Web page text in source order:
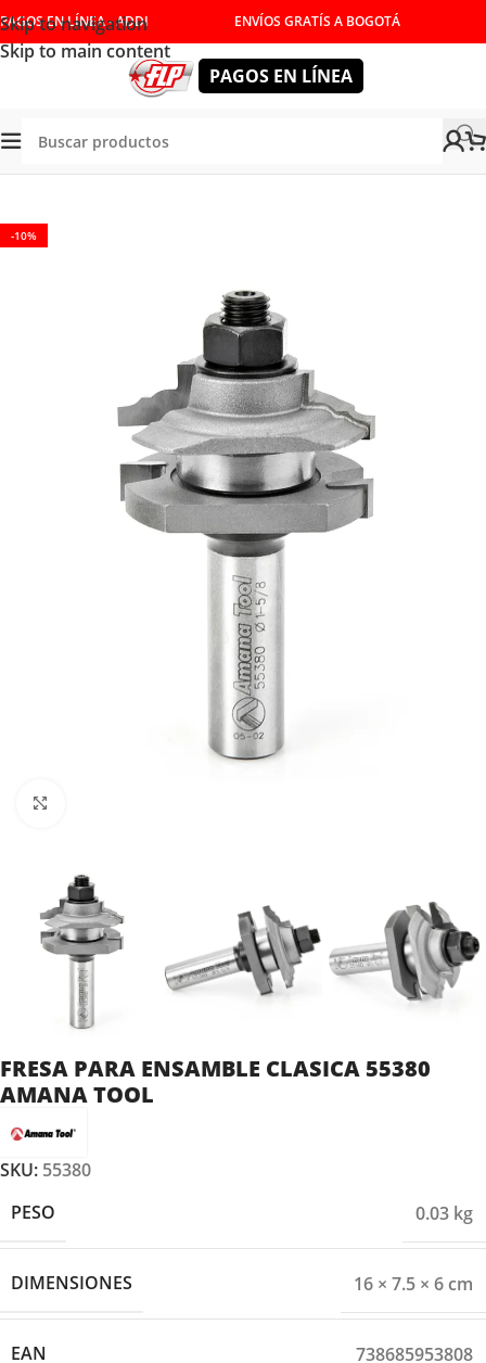
Skip to navigation
Skip to main content
PAGOS EN LÍNEA - ADDI ENVÍOS GRATÍS A BOGOTÁ
PAGOS EN LÍNEA
Tienda/HERRAMIENTAS DE CORTE MOLDURA
-10%
FRESA PARA ENSAMBLE CLASICA 55380
AMANA TOOL
SKU: 55380
PESO
0.03 kg
DIMENSIONES 16 × 7.5 × 6 cm
EAN 738685953808